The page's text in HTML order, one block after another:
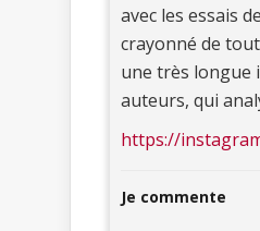
avec les essais
crayonné de
une très longue
auteurs, qui
https://
Je commente